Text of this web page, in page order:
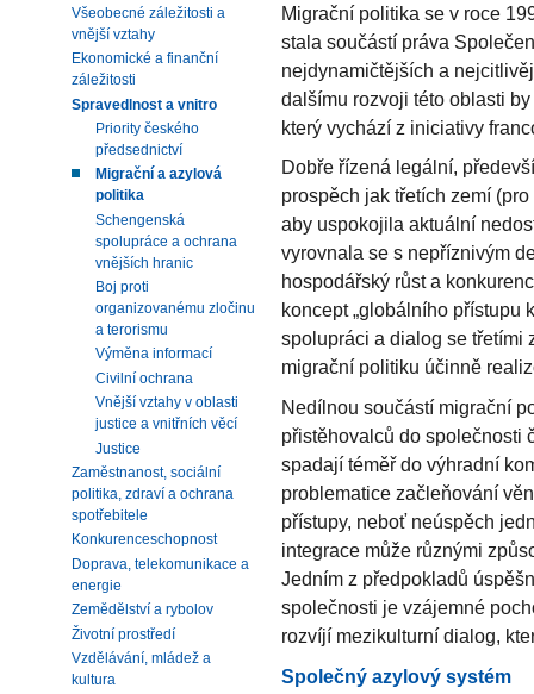
Migrační politika se v roce
stala součástí práva
nejdynamičtějších a
dalšímu rozvoji této oblasti
který vychází z iniciativy
Dobře řízená legální,
prospěch jak třetích zemí
aby uspokojila aktuální
vyrovnala se s nepříznivým
hospodářský růst a
koncept „globálního přístupu
spolupráci a dialog se třetími
migrační politiku účinně
Nedílnou součástí migrační
přistěhovalců do společnosti
spadají téměř do výhradní
problematice začleňování
přístupy, neboť neúspěch
integrace může různými
Jedním z předpokladů
společnosti je vzájemné
rozvíjí mezikulturní dialog,
Společný azylový systém
Všeobecné záležitosti a
vnější vztahy
Ekonomické a finanční
záležitosti
Spravedlnost a vnitro
Priority českého
předsednictví
Migrační a azylová
politika
Schengenská
spolupráce a ochrana
vnějších hranic
Boj proti
organizovanému zločinu
a terorismu
Výměna informací
Civilní ochrana
Vnější vztahy v oblasti
justice a vnitřních věcí
Justice
Zaměstnanost, sociální
politika, zdraví a ochrana
spotřebitele
Konkurenceschopnost
Doprava, telekomunikace a
energie
Zemědělství a rybolov
Životní prostředí
Vzdělávání, mládež a
kultura